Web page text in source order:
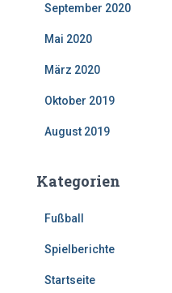
September 2020
Mai 2020
März 2020
Oktober 2019
August 2019
Kategorien
Fußball
Spielberichte
Startseite